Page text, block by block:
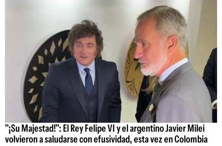
"¡Su Majestad!": El Rey Felipe VI y el argentino Javier Milei
volvieron a saludarse con efusividad, esta vez en Colombia